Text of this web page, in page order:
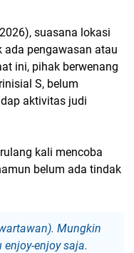
suasana lokasi
ada pengawasan atau
ini, pihak berwenang
S, belum
aktivitas judi
kali mencoba
belum ada tindak
Mungkin
enjoy saja.